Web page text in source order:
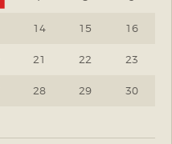
14 15 16
21 22 23
28 29 30